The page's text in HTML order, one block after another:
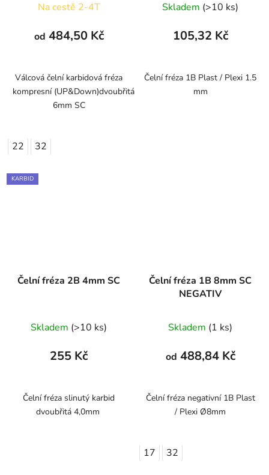
Na cestě 2-4T
od 484,50 Kč
Válcová čelní karbidová fréza
kompresní (UP&Down)dvoubřitá
6mm SC
22 32
Skladem (>10 ks)
105,32 Kč
Čelní fréza 1B Plast / Plexi 1.5
mm
KARBID
Čelní fréza 2B 4mm SC
Skladem (>10 ks)
255 Kč
Čelní fréza slinutý karbid
dvoubřitá 4,0mm
Čelní fréza 1B 8mm SC
NEGATIV
Skladem (1 ks)
od 488,84 Kč
Čelní fréza negativní 1B Plast
/ Plexi Ø8mm
17 32